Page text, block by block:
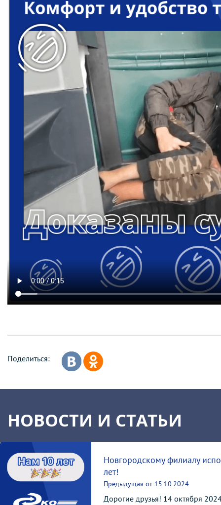
Поделиться:
НОВОСТИ И СТАТЬИ
Новгородскому филиалу
лет!
Предыдущая от 15.10.2024
Дорогие друзья! 14 октября